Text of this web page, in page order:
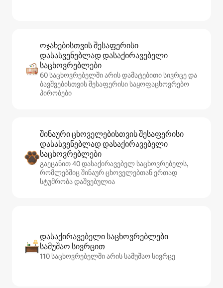
ოჯახებისთვის შესაფერისი
დასასვენებლად დასაქირავებელი
საცხოვრებლები
60 საცხოვრებელში არის დამატებითი სივრცე და
ბავშვებისთვის შესაფერისი საყოფაცხოვრებო
პირობები
შინაური ცხოველებისთვის შესაფერისი
დასასვენებლად დასაქირავებელი
საცხოვრებლები
გაეცანით 40 დასაქირავებელ საცხოვრებელს,
რომლებშიც შინაურ ცხოველებთან ერთად
სტუმრობა დაშვებულია
დასაქირავებელი საცხოვრებლები
სამუშაო სივრცით
110 საცხოვრებელში არის სამუშაო სივრცე